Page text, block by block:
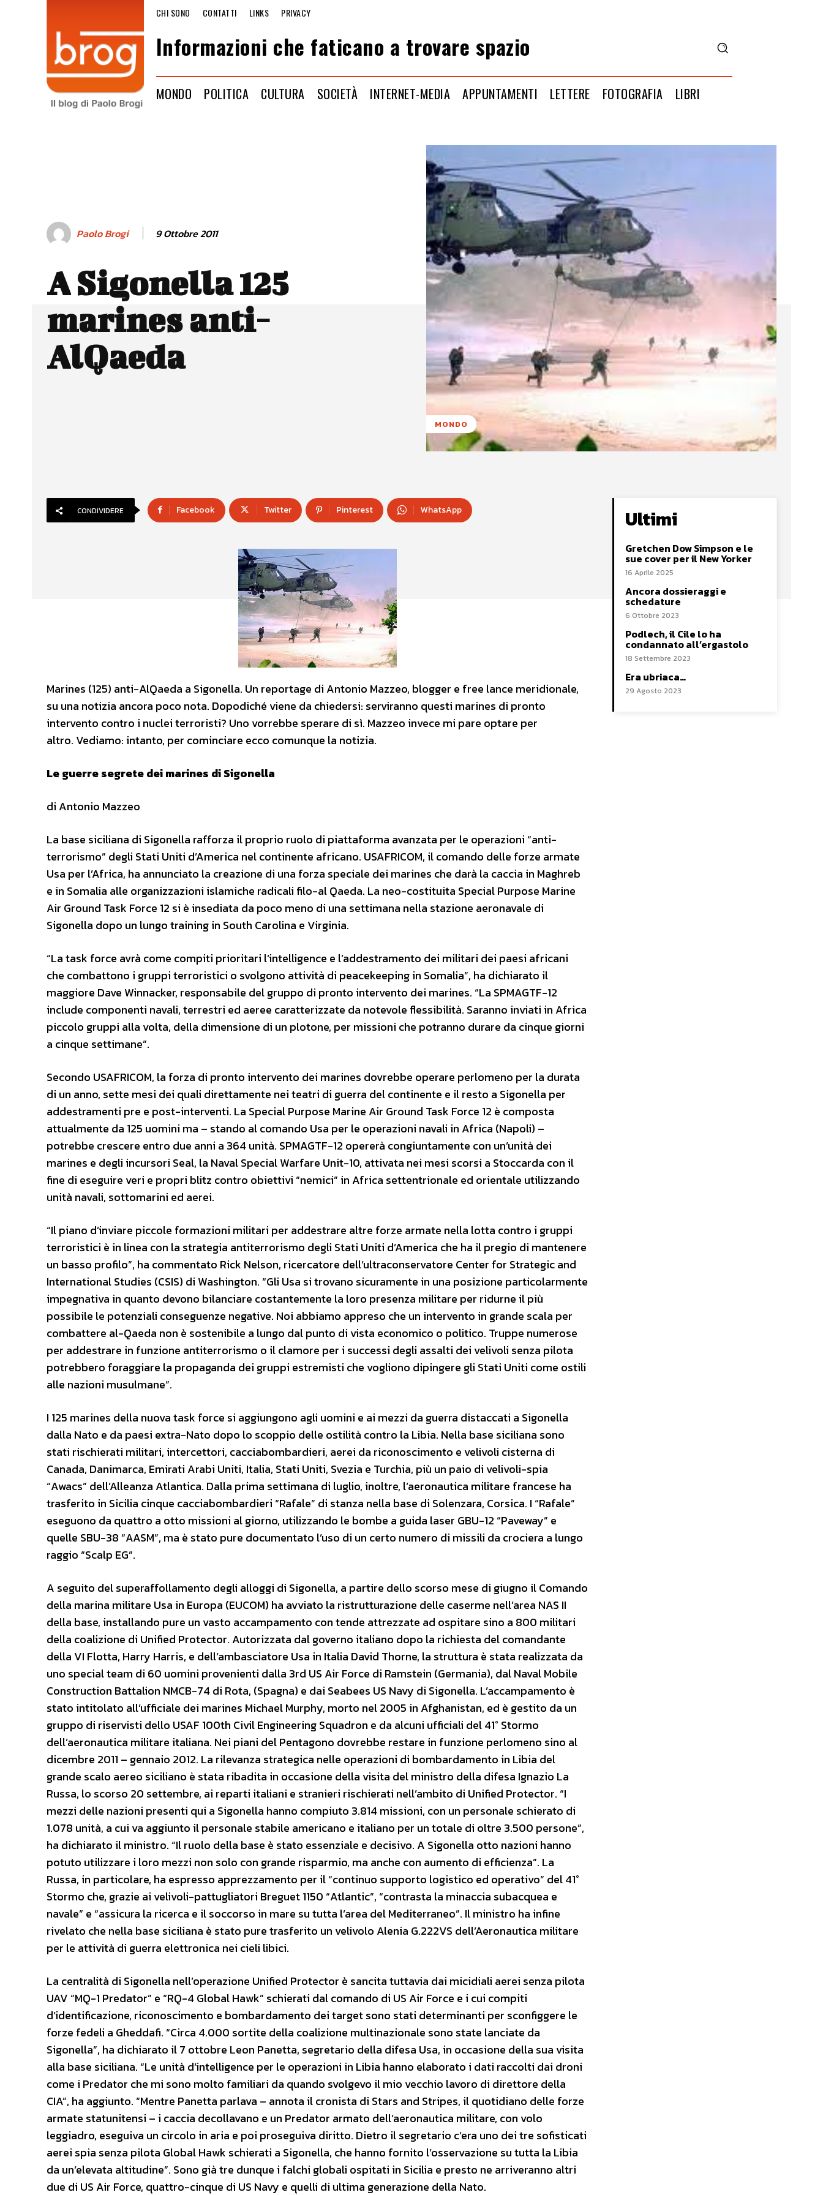
CHI SONO CONTATTI LINKS PRIVACY
Informazioni che faticano a trovare spazio
MONDO POLITICA CULTURA SOCIETÀ INTERNET-MEDIA APPUNTAMENTI LETTERE FOTOGRAFIA LIBRI
Paolo Brogi 9 Ottobre 2011
A Sigonella 125
marines anti-
AlQaeda
MONDO
CONDIVIDERE Facebook Twitter Pinterest WhatsApp
Marines (125) anti-AlQaeda a Sigonella. Un reportage di Antonio Mazzeo, blogger e free lance meridionale,
su una notizia ancora poco nota. Dopodiché viene da chiedersi: serviranno questi marines di pronto
intervento contro i nuclei terroristi? Uno vorrebbe sperare di sì. Mazzeo invece mi pare optare per
altro. Vediamo: intanto, per cominciare ecco comunque la notizia.
Le guerre segrete dei marines di Sigonella
di Antonio Mazzeo
La base siciliana di Sigonella rafforza il proprio ruolo di piattaforma avanzata per le operazioni “anti-
terrorismo” degli Stati Uniti d’America nel continente africano. USAFRICOM, il comando delle forze armate
Usa per l’Africa, ha annunciato la creazione di una forza speciale dei marines che darà la caccia in Maghreb
e in Somalia alle organizzazioni islamiche radicali filo-al Qaeda. La neo-costituita Special Purpose Marine
Air Ground Task Force 12 si è insediata da poco meno di una settimana nella stazione aeronavale di
Sigonella dopo un lungo training in South Carolina e Virginia.
“La task force avrà come compiti prioritari l’intelligence e l’addestramento dei militari dei paesi africani
che combattono i gruppi terroristici o svolgono attività di peacekeeping in Somalia”, ha dichiarato il
maggiore Dave Winnacker, responsabile del gruppo di pronto intervento dei marines. “La SPMAGTF-12
include componenti navali, terrestri ed aeree caratterizzate da notevole flessibilità. Saranno inviati in Africa
piccolo gruppi alla volta, della dimensione di un plotone, per missioni che potranno durare da cinque giorni
a cinque settimane”.
Secondo USAFRICOM, la forza di pronto intervento dei marines dovrebbe operare perlomeno per la durata
di un anno, sette mesi dei quali direttamente nei teatri di guerra del continente e il resto a Sigonella per
addestramenti pre e post-interventi. La Special Purpose Marine Air Ground Task Force 12 è composta
attualmente da 125 uomini ma – stando al comando Usa per le operazioni navali in Africa (Napoli) –
potrebbe crescere entro due anni a 364 unità. SPMAGTF-12 opererà congiuntamente con un’unità dei
marines e degli incursori Seal, la Naval Special Warfare Unit-10, attivata nei mesi scorsi a Stoccarda con il
fine di eseguire veri e propri blitz contro obiettivi “nemici” in Africa settentrionale ed orientale utilizzando
unità navali, sottomarini ed aerei.
“Il piano d’inviare piccole formazioni militari per addestrare altre forze armate nella lotta contro i gruppi
terroristici è in linea con la strategia antiterrorismo degli Stati Uniti d’America che ha il pregio di mantenere
un basso profilo”, ha commentato Rick Nelson, ricercatore dell’ultraconservatore Center for Strategic and
International Studies (CSIS) di Washington. “Gli Usa si trovano sicuramente in una posizione particolarmente
impegnativa in quanto devono bilanciare costantemente la loro presenza militare per ridurne il più
possibile le potenziali conseguenze negative. Noi abbiamo appreso che un intervento in grande scala per
combattere al-Qaeda non è sostenibile a lungo dal punto di vista economico o politico. Truppe numerose
per addestrare in funzione antiterrorismo o il clamore per i successi degli assalti dei velivoli senza pilota
potrebbero foraggiare la propaganda dei gruppi estremisti che vogliono dipingere gli Stati Uniti come ostili
alle nazioni musulmane”.
I 125 marines della nuova task force si aggiungono agli uomini e ai mezzi da guerra distaccati a Sigonella
dalla Nato e da paesi extra-Nato dopo lo scoppio delle ostilità contro la Libia. Nella base siciliana sono
stati rischierati militari, intercettori, cacciabombardieri, aerei da riconoscimento e velivoli cisterna di
Canada, Danimarca, Emirati Arabi Uniti, Italia, Stati Uniti, Svezia e Turchia, più un paio di velivoli-spia
“Awacs” dell’Alleanza Atlantica. Dalla prima settimana di luglio, inoltre, l’aeronautica militare francese ha
trasferito in Sicilia cinque cacciabombardieri “Rafale” di stanza nella base di Solenzara, Corsica. I “Rafale”
eseguono da quattro a otto missioni al giorno, utilizzando le bombe a guida laser GBU-12 “Paveway” e
quelle SBU-38 “AASM”, ma è stato pure documentato l’uso di un certo numero di missili da crociera a lungo
raggio “Scalp EG”.
A seguito del superaffollamento degli alloggi di Sigonella, a partire dello scorso mese di giugno il Comando
della marina militare Usa in Europa (EUCOM) ha avviato la ristrutturazione delle caserme nell’area NAS II
della base, installando pure un vasto accampamento con tende attrezzate ad ospitare sino a 800 militari
della coalizione di Unified Protector. Autorizzata dal governo italiano dopo la richiesta del comandante
della VI Flotta, Harry Harris, e dell’ambasciatore Usa in Italia David Thorne, la struttura è stata realizzata da
uno special team di 60 uomini provenienti dalla 3rd US Air Force di Ramstein (Germania), dal Naval Mobile
Construction Battalion NMCB-74 di Rota, (Spagna) e dai Seabees US Navy di Sigonella. L’accampamento è
stato intitolato all’ufficiale dei marines Michael Murphy, morto nel 2005 in Afghanistan, ed è gestito da un
gruppo di riservisti dello USAF 100th Civil Engineering Squadron e da alcuni ufficiali del 41° Stormo
dell’aeronautica militare italiana. Nei piani del Pentagono dovrebbe restare in funzione perlomeno sino al
dicembre 2011 – gennaio 2012. La rilevanza strategica nelle operazioni di bombardamento in Libia del
grande scalo aereo siciliano è stata ribadita in occasione della visita del ministro della difesa Ignazio La
Russa, lo scorso 20 settembre, ai reparti italiani e stranieri rischierati nell’ambito di Unified Protector. “I
mezzi delle nazioni presenti qui a Sigonella hanno compiuto 3.814 missioni, con un personale schierato di
1.078 unità, a cui va aggiunto il personale stabile americano e italiano per un totale di oltre 3.500 persone”,
ha dichiarato il ministro. “Il ruolo della base è stato essenziale e decisivo. A Sigonella otto nazioni hanno
potuto utilizzare i loro mezzi non solo con grande risparmio, ma anche con aumento di efficienza”. La
Russa, in particolare, ha espresso apprezzamento per il “continuo supporto logistico ed operativo” del 41°
Stormo che, grazie ai velivoli-pattugliatori Breguet 1150 “Atlantic”, “contrasta la minaccia subacquea e
navale” e “assicura la ricerca e il soccorso in mare su tutta l’area del Mediterraneo”. Il ministro ha infine
rivelato che nella base siciliana è stato pure trasferito un velivolo Alenia G.222VS dell’Aeronautica militare
per le attività di guerra elettronica nei cieli libici.
La centralità di Sigonella nell’operazione Unified Protector è sancita tuttavia dai micidiali aerei senza pilota
UAV “MQ-1 Predator” e “RQ-4 Global Hawk” schierati dal comando di US Air Force e i cui compiti
d’identificazione, riconoscimento e bombardamento dei target sono stati determinanti per sconfiggere le
forze fedeli a Gheddafi. “Circa 4.000 sortite della coalizione multinazionale sono state lanciate da
Sigonella”, ha dichiarato il 7 ottobre Leon Panetta, segretario della difesa Usa, in occasione della sua visita
alla base siciliana. “Le unità d’intelligence per le operazioni in Libia hanno elaborato i dati raccolti dai droni
come i Predator che mi sono molto familiari da quando svolgevo il mio vecchio lavoro di direttore della
CIA”, ha aggiunto. “Mentre Panetta parlava – annota il cronista di Stars and Stripes, il quotidiano delle forze
armate statunitensi – i caccia decollavano e un Predator armato dell’aeronautica militare, con volo
leggiadro, eseguiva un circolo in aria e poi proseguiva diritto. Dietro il segretario c’era uno dei tre sofisticati
aerei spia senza pilota Global Hawk schierati a Sigonella, che hanno fornito l’osservazione su tutta la Libia
da un’elevata altitudine”. Sono già tre dunque i falchi globali ospitati in Sicilia e presto ne arriveranno altri
due di US Air Force, quattro-cinque di US Navy e quelli di ultima generazione della Nato.
Ultimi
Gretchen Dow Simpson e le
sue cover per il New Yorker
16 Aprile 2025
Ancora dossieraggi e
schedature
6 Ottobre 2023
Podlech, il Cile lo ha
condannato all’ergastolo
18 Settembre 2023
Era ubriaca…
29 Agosto 2023